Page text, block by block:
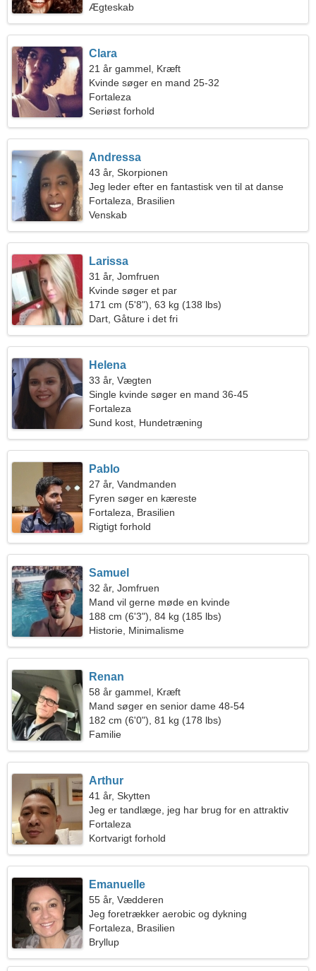
Ægteskab
Clara
21 år gammel, Kræft
Kvinde søger en mand 25-32
Fortaleza
Seriøst forhold
Andressa
43 år, Skorpionen
Jeg leder efter en fantastisk ven til at danse
Fortaleza, Brasilien
Venskab
Larissa
31 år, Jomfruen
Kvinde søger et par
171 cm (5'8"), 63 kg (138 lbs)
Dart, Gåture i det fri
Helena
33 år, Vægten
Single kvinde søger en mand 36-45
Fortaleza
Sund kost, Hundetræning
Pablo
27 år, Vandmanden
Fyren søger en kæreste
Fortaleza, Brasilien
Rigtigt forhold
Samuel
32 år, Jomfruen
Mand vil gerne møde en kvinde
188 cm (6'3"), 84 kg (185 lbs)
Historie, Minimalisme
Renan
58 år gammel, Kræft
Mand søger en senior dame 48-54
182 cm (6'0"), 81 kg (178 lbs)
Familie
Arthur
41 år, Skytten
Jeg er tandlæge, jeg har brug for en attraktiv
kvinde
Fortaleza
Kortvarigt forhold
Emanuelle
55 år, Vædderen
Jeg foretrækker aerobic og dykning
Fortaleza, Brasilien
Bryllup